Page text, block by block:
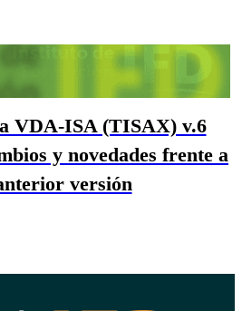
VDA-ISA (TISAX) v.6
y novedades frente a
versión